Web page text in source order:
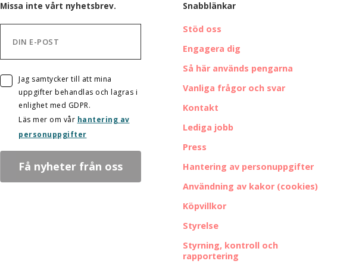
Missa inte vårt nyhetsbrev.
Jag samtycker till att mina
uppgifter behandlas och lagras i
enlighet med GDPR.
Läs mer om vår hantering av
personuppgifter
Snabblänkar
Stöd oss
Engagera dig
Så här används pengarna
Vanliga frågor och svar
Kontakt
Lediga jobb
Press
Hantering av personuppgifter
Användning av kakor (cookies)
Köpvillkor
Styrelse
Styrning, kontroll och
rapportering